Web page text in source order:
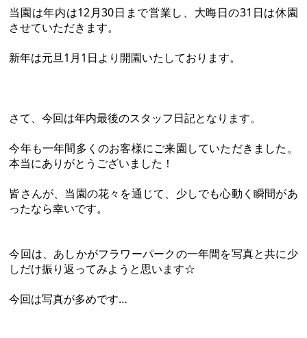
当園は年内は12月30日まで営業し、大晦日の31日は休園
させていただきます。
新年は元旦1月1日より開園いたしております。
さて、今回は年内最後のスタッフ日記となります。
今年も一年間多くのお客様にご来園していただきました。
本当にありがとうございました！
皆さんが、当園の花々を通じて、少しでも心動く瞬間があ
ったなら幸いです。
今回は、あしかがフラワーパークの一年間を写真と共に少
しだけ振り返ってみようと思います☆
今回は写真が多めです…